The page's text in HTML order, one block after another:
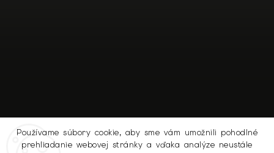
Používame súbory cookie, aby sme vám umožnili pohodlné
prehliadanie webovej stránky a vďaka analýze neustále